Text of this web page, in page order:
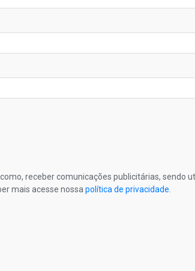
receber comunicações publicitárias, sendo
mais acesse nossa política de privacidade